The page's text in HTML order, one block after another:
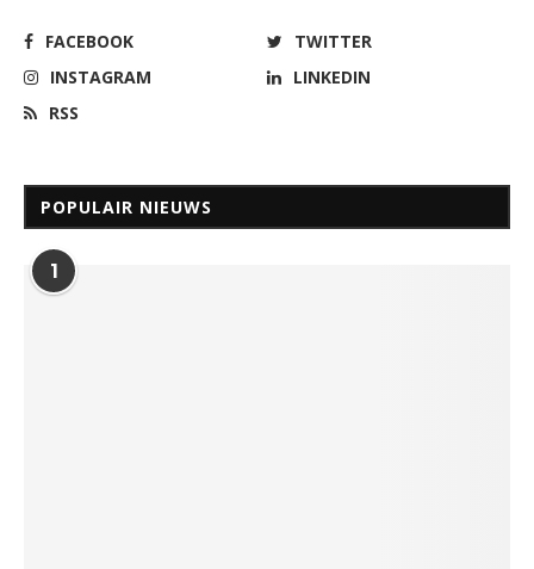
FACEBOOK
TWITTER
INSTAGRAM
LINKEDIN
RSS
POPULAIR NIEUWS
1